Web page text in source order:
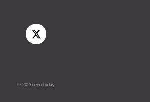
© 2026 eeo.today